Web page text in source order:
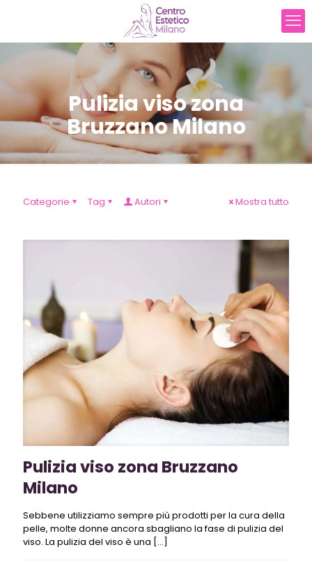
Pulizia viso zona
Bruzzano Milano
Categorie Tag Autori Mostra tutto
Pulizia viso zona Bruzzano
Milano
Sebbene utilizziamo sempre più prodotti per la cura della
pelle, molte donne ancora sbagliano la fase di pulizia del
viso. La pulizia del viso è una […]